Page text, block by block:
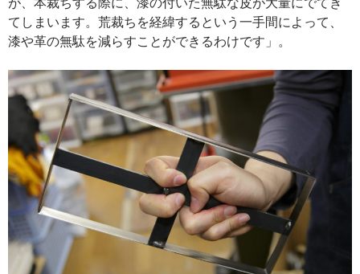
てしまいます。荒裁ちを経緯するという一手間によって、
漆や革の無駄を減らすことができるわけです」。